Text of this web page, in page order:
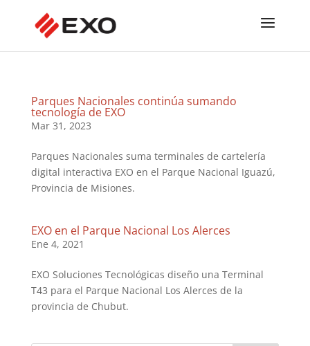
Parques Nacionales continúa sumando
tecnología de EXO
Mar 31, 2023
Parques Nacionales suma terminales de cartelería
digital interactiva EXO en el Parque Nacional Iguazú,
Provincia de Misiones.
EXO en el Parque Nacional Los Alerces
Ene 4, 2021
EXO Soluciones Tecnológicas diseño una Terminal
T43 para el Parque Nacional Los Alerces de la
provincia de Chubut.